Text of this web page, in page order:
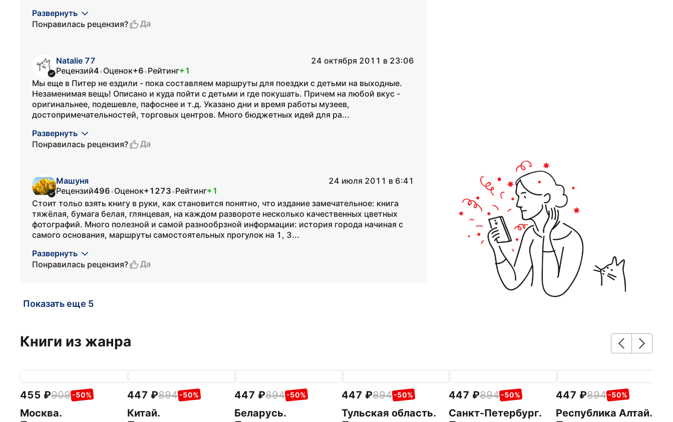
Развернуть
Понравилась рецензия?
Да
Natalie 77
24 октября 2011 в 23:06
Рецензий4•Оценок+6•Рейтинг+1
Мы еще в Питер не ездили - пока составляем маршруты для поездки с детьми на выходные.
Незаменимая вещь! Описано и куда пойти с детьми и где покушать. Причем на любой вкус -
оригинальнее, подешевле, пафоснее и т.д. Указано дни и время работы музеев,
достопримечательностей, торговых центров. Много бюджетных идей для ра...
Развернуть
Понравилась рецензия?
Да
Машуня
24 июля 2011 в 6:41
Рецензий496•Оценок+1273•Рейтинг+1
Стоит тольо взять книгу в руки, как становится понятно, что издание замечательное: книга
тяжёлая, бумага белая, глянцевая, на каждом развороте несколько качественных цветных
фотографий. Много полезной и самой разнообрзной информации: история города начиная с
самого основания, маршруты самостоятельных прогулок на 1, 3...
Развернуть
Понравилась рецензия?
Да
Показать еще 5
Книги из жанра
455 909 -50%
Москва.
447 894 -50%
Китай.
447 894 -50%
Беларусь.
447 894 -50%
Тульская область.
447 894 -50%
Cанкт-Петербург.
447 894 -50%
Республика Алтай.